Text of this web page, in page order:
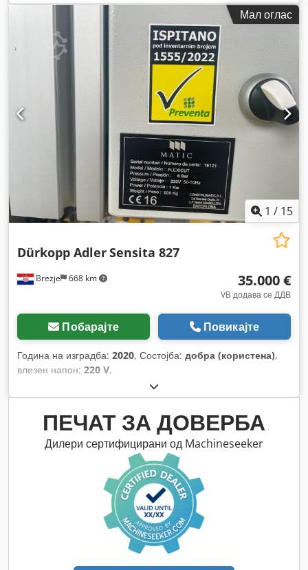
Мал оглас
1 / 15
Brezje 668 km
Dürkopp AdlerSensita 827
35.000 €
VB додава се ДДВ
Побарајте Повикајте
Година на изградба: 2020, Состојба: добра (користена),
влезен напон: 220 V,
ПЕЧАТ ЗА ДОВЕРБА
Дилери сертифицирани од Machineseeker